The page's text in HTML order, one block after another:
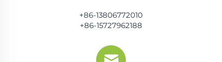
+86-13806772010
+86-15727962188